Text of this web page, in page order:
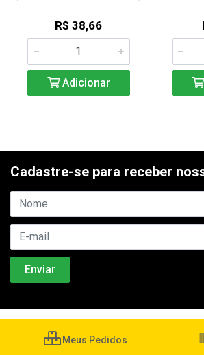
R$ 38,66
Adicionar
Cadastre-se para receber
Meus Pedidos